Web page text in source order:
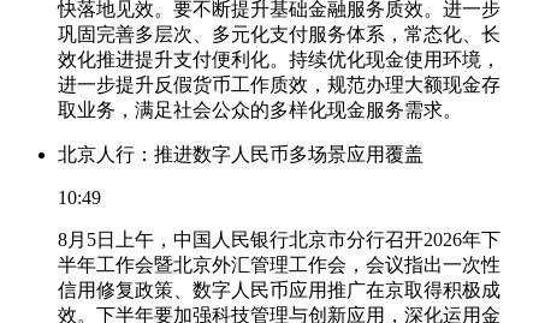
快落地见效。要不断提升基础金融服务质效。进一步
巩固完善多层次、多元化支付服务体系，常态化、长
效化推进提升支付便利化。持续优化现金使用环境，
进一步提升反假货币工作质效，规范办理大额现金存
取业务，满足社会公众的多样化现金服务需求。
北京人行：推进数字人民币多场景应用覆盖
10:49
8月5日上午，中国人民银行北京市分行召开2026年下
半年工作会暨北京外汇管理工作会，会议指出一次性
信用修复政策、数字人民币应用推广在京取得积极成
效。下半年要加强科技管理与创新应用，深化运用金